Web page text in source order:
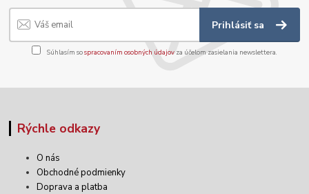
Prihlásiť sa
Súhlasím sospracovaním osobných údajov za účelom zasielania newslettera.
Rýchle odkazy
O nás
Obchodné podmienky
Doprava a platba